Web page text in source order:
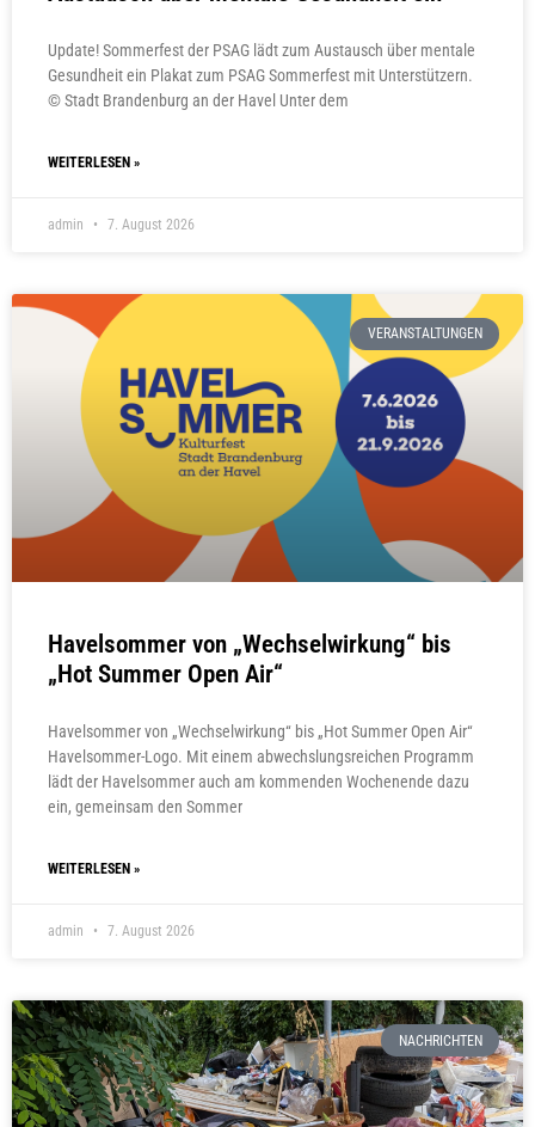
Update! Sommerfest der PSAG lädt zum Austausch über mentale
Gesundheit ein Plakat zum PSAG Sommerfest mit Unterstützern.
© Stadt Brandenburg an der Havel Unter dem
WEITERLESEN »
admin 7. August 2026
VERANSTALTUNGEN
Havelsommer von „Wechselwirkung“ bis
„Hot Summer Open Air“
Havelsommer von „Wechselwirkung“ bis „Hot Summer Open Air“
Havelsommer-Logo. Mit einem abwechslungsreichen Programm
lädt der Havelsommer auch am kommenden Wochenende dazu
ein, gemeinsam den Sommer
WEITERLESEN »
admin 7. August 2026
NACHRICHTEN